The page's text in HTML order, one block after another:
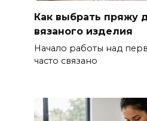
Как выбрать пряжу
вязаного изделия
Начало работы над
часто связано